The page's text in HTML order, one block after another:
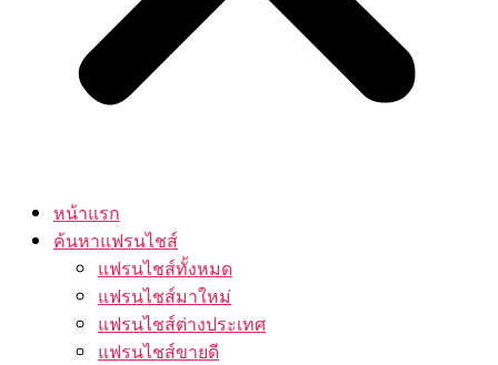
หน้าแรก
ค้นหาแฟรนไชส์
แฟรนไชส์ทั้งหมด
แฟรนไชส์มาใหม่
แฟรนไชส์ต่างประเทศ
แฟรนไชส์ขายดี